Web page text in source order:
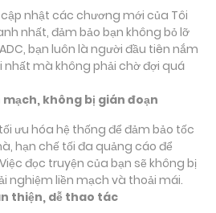
nhật các chương mới của Tôi
nhất, đảm bảo bạn không bỏ lỡ
bạn luôn là người đầu tiên nắm
nhất mà không phải chờ đợi quá
mạch, không bị gián đoạn
ưu hóa hệ thống để đảm bảo tốc
hạn chế tối đa quảng cáo để
đọc truyện của bạn sẽ không bị
nghiệm liền mạch và thoải mái.
thiện, dễ thao tác